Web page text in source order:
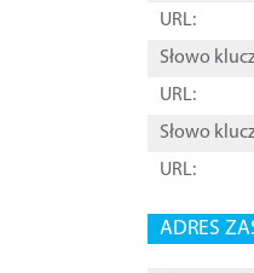
URL:
Słowo
URL:
Słowo
URL:
ADRES